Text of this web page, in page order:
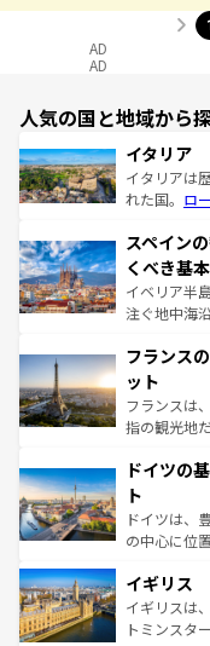
1
AD
AD
人気の国と地域から
イタリア
イタリアは
れた国。 ロ
ろん、トス
景など、自
ピザやパス
できる。朝
なお、新着
しい。
スペイン
くべき基
イベリア半
注ぐ地中海
文化が根付
れる闘牛、
る。首都マ
アートに溢
せる。地方
ンテンツ一覧
フランス
ット
フランスは
指の観光地
で、幅広い
聖堂、美し
から魅了す
れ、フラン
香り高いラ
らに、パリ
も豊かな歴
ドイツの
ト
ドイツは、
の中心に位
顔を持つこ
ルリンの文
してライン
イギリス
イギリスは
トミンスタ